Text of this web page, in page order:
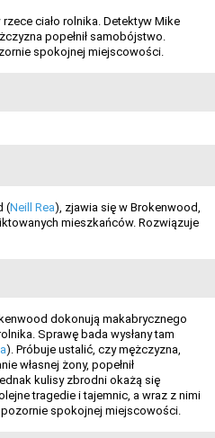
ciało rolnika. Detektyw Mike
popełnił samobójstwo.
spokojnej miejscowości.
(Neill Rea), zjawia się w Brokenwood,
mieszkańców. Rozwiązuje
dokonują makabrycznego
Sprawę bada wysłany tam
). Próbuje ustalić, czy mężczyzna,
własnej żony, popełnił
kulisy zbrodni okażą się
tragedie i tajemnic, a wraz z nimi
spokojnej miejscowości.